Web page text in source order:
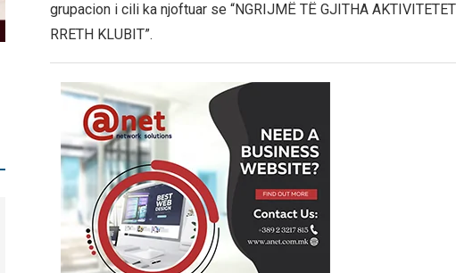
grupacion i cili ka njoftuar se “NGRIJMË TË GJITHA
RRETH KLUBIT”.